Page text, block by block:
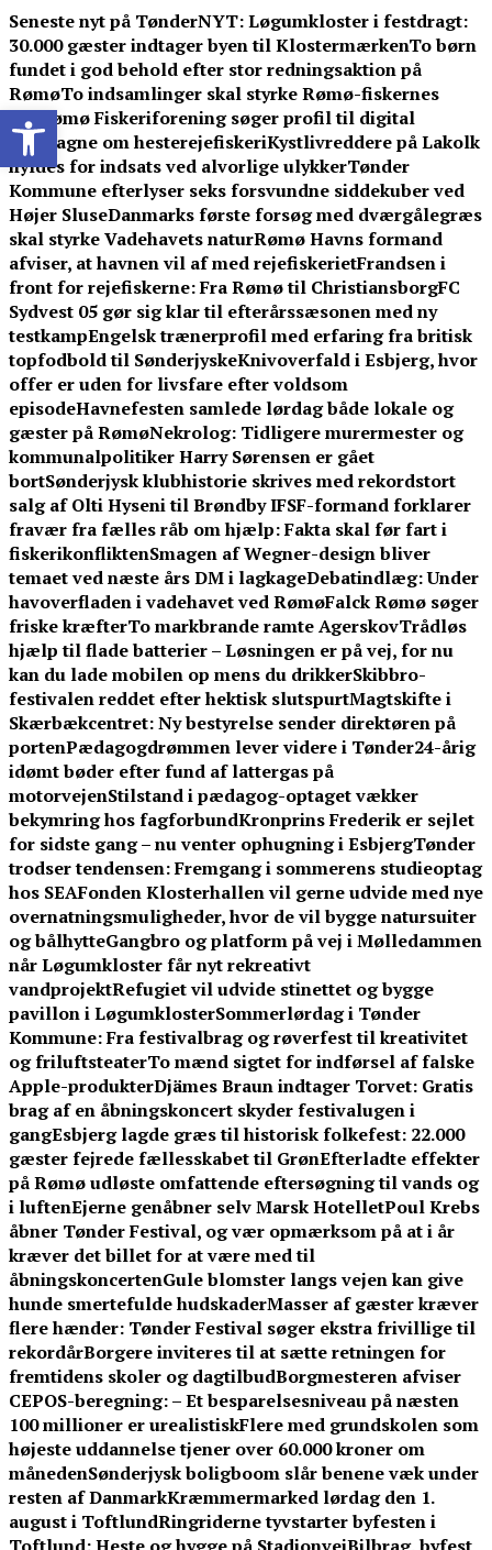
Skip
to
content
Seneste nyt på TønderNYT:Løgumkloster i festdragt:
30.000 gæster indtager byen til KlostermærkenTo børn
fundet i god behold efter stor redningsaktion på
RømøTo indsamlinger skal styrke Rømø-fiskernes
sagRømø Fiskeriforening søger profil til digital
kampagne om hesterejefiskeriKystlivreddere på Lakolk
hyldes for indsats ved alvorlige ulykkerTønder
Kommune efterlyser seks forsvundne siddekuber ved
Højer SluseDanmarks første forsøg med dværgålegræs
skal styrke Vadehavets naturRømø Havns formand
afviser, at havnen vil af med rejefiskerietFrandsen i
front for rejefiskerne: Fra Rømø til ChristiansborgFC
Sydvest 05 gør sig klar til efterårssæsonen med ny
testkampEngelsk trænerprofil med erfaring fra britisk
topfodbold til SønderjyskeKnivoverfald i Esbjerg, hvor
offer er uden for livsfare efter voldsom
episodeHavnefesten samlede lørdag både lokale og
gæster på RømøNekrolog: Tidligere murermester og
kommunalpolitiker Harry Sørensen er gået
bortSønderjysk klubhistorie skrives med rekordstort
salg af Olti Hyseni til Brøndby IFSF-formand forklarer
fravær fra fælles råb om hjælp: Fakta skal før fart i
fiskerikonfliktenSmagen af Wegner-design bliver
temaet ved næste års DM i lagkageDebatindlæg: Under
havoverfladen i vadehavet ved RømøFalck Rømø søger
friske kræfterTo markbrande ramte AgerskovTrådløs
hjælp til flade batterier – Løsningen er på vej, for nu
kan du lade mobilen op mens du drikkerSkibbro-
festivalen reddet efter hektisk slutspurtMagtskifte i
Skærbækcentret: Ny bestyrelse sender direktøren på
portenPædagogdrømmen lever videre i Tønder24-årig
idømt bøder efter fund af lattergas på
motorvejenStilstand i pædagog-optaget vækker
bekymring hos fagforbundKronprins Frederik er sejlet
for sidste gang – nu venter ophugning i EsbjergTønder
trodser tendensen: Fremgang i sommerens studieoptag
hos SEAFonden Klosterhallen vil gerne udvide med nye
overnatningsmuligheder, hvor de vil bygge natursuiter
og bålhytteGangbro og platform på vej i Mølledammen
når Løgumkloster får nyt rekreativt
vandprojektRefugiet vil udvide stinettet og bygge
pavillon i LøgumklosterSommerlørdag i Tønder
Kommune: Fra festivalbrag og røverfest til kreativitet
og friluftsteaterTo mænd sigtet for indførsel af falske
Apple-produkterDjämes Braun indtager Torvet: Gratis
brag af en åbningskoncert skyder festivalugen i
gangEsbjerg lagde græs til historisk folkefest: 22.000
gæster fejrede fællesskabet til GrønEfterladte effekter
på Rømø udløste omfattende eftersøgning til vands og
i luftenEjerne genåbner selv Marsk HotelletPoul Krebs
åbner Tønder Festival, og vær opmærksom på at i år
kræver det billet for at være med til
åbningskoncertenGule blomster langs vejen kan give
hunde smertefulde hudskaderMasser af gæster kræver
flere hænder: Tønder Festival søger ekstra frivillige til
rekordårBorgere inviteres til at sætte retningen for
fremtidens skoler og dagtilbudBorgmesteren afviser
CEPOS-beregning: – Et besparelsesniveau på næsten
100 millioner er urealistiskFlere med grundskolen som
højeste uddannelse tjener over 60.000 kroner om
månedenSønderjysk boligboom slår benene væk under
resten af DanmarkKræmmermarked lørdag den 1.
august i ToftlundRingriderne tyvstarter byfesten i
Open toolbar